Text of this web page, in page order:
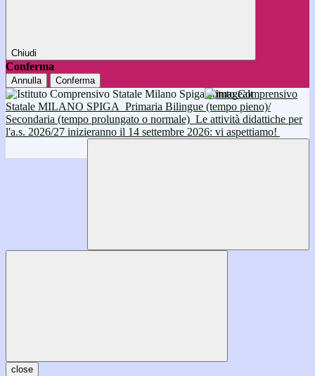
Chiudi
Conferma
Annulla Conferma
Istituto Comprensivo
Statale MILANO SPIGA Primaria Bilingue (tempo pieno)/
Secondaria (tempo prolungato o normale) Le attività didattiche per
l'a.s. 2026/27 inizieranno il 14 settembre 2026: vi aspettiamo!
close